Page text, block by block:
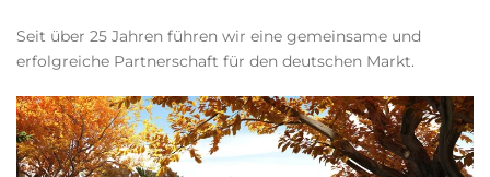
Seit über 25 Jahren führen wir eine gemeinsame und
erfolgreiche Partnerschaft für den deutschen Markt.